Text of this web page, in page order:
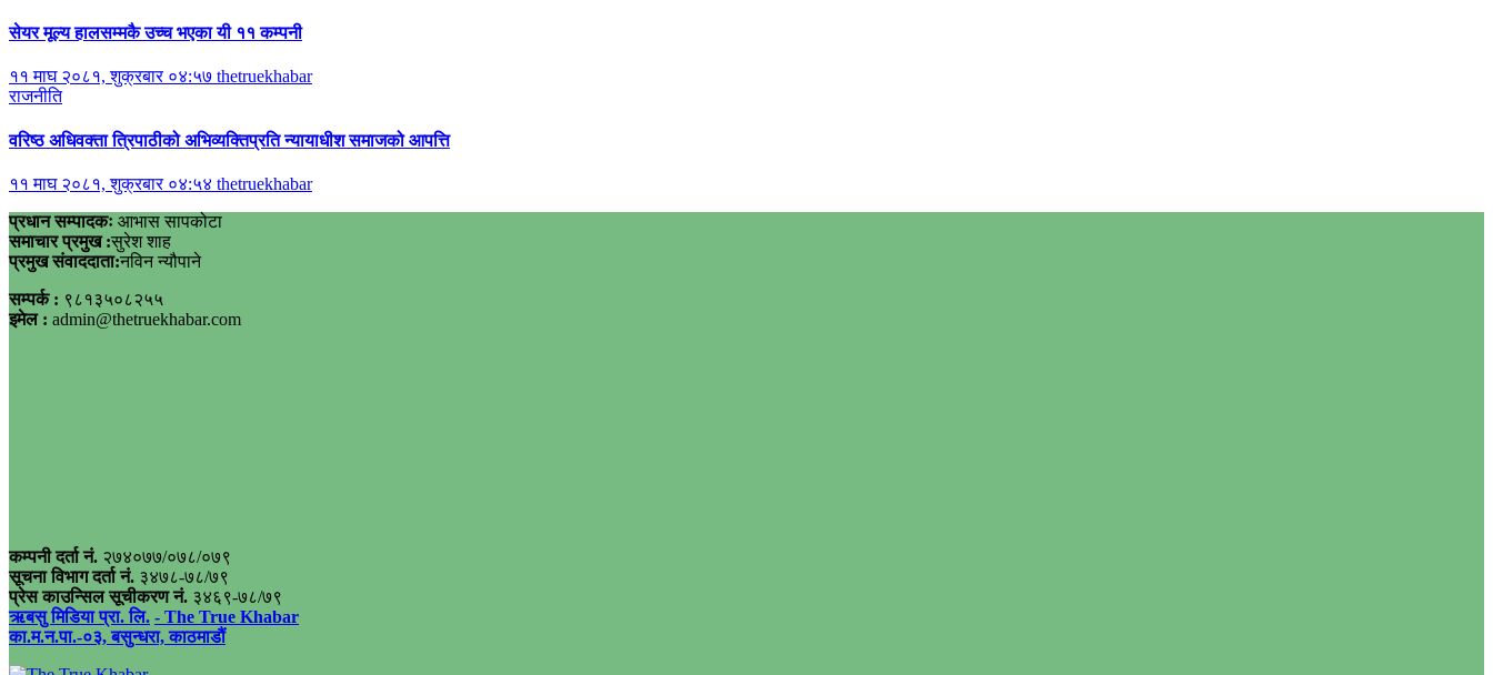
सेयर मूल्य हालसम्मकै उच्च भएका यी ११ कम्पनी
११ माघ २०८१, शुक्रबार ०४:५७ thetruekhabar
राजनीति
वरिष्ठ अधिवक्ता त्रिपाठीको अभिव्यक्तिप्रति न्यायाधीश समाजको आपत्ति
११ माघ २०८१, शुक्रबार ०४:५४ thetruekhabar
प्रधान सम्पादकः आभास सापकोटा
समाचार प्रमुख :सुरेश शाह
प्रमुख संवाददाता:नविन न्यौपाने
सम्पर्क : ९८१३५०८२५५
इमेल : admin@thetruekhabar.com
कम्पनी दर्ता नं. २७४०७७/०७८/०७९
सूचना विभाग दर्ता नं. ३४७८-७८/७९
प्रेस काउन्सिल सूचीकरण नं. ३४६९-७८/७९
ऋबसु मिडिया प्रा. लि. - The True Khabar
का.म.न.पा.-०३, बसुन्धरा, काठमाडौं